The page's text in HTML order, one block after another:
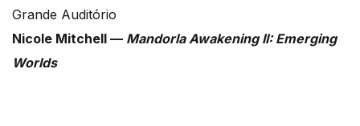
Grande Auditório
Nicole Mitchell — Mandorla Awakening II: Emerging
Worlds